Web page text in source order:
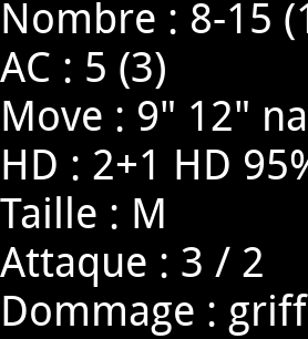
Nombre : 8-15
AC : 5 (3)
Move : 9" 12"
HD : 2+1 HD
Taille : M
Attaque : 3 / 2
Dommage :